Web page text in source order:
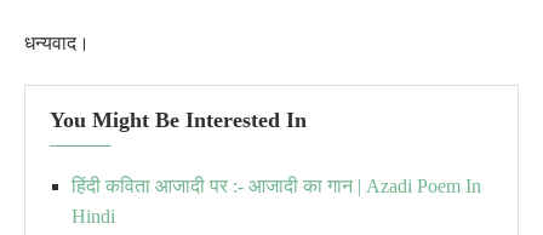
धन्यवाद।
You Might Be Interested In
हिंदी कविता आजादी पर :- आजादी का गान | Azadi Poem In
Hindi